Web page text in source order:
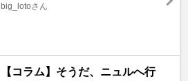
big_lotoさん
【コラム】そうだ、ニュルへ行